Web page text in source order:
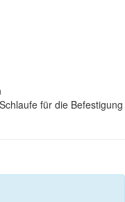
für die Befestigung